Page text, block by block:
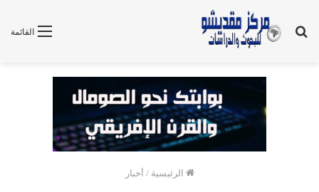
القائمة
بحث
الرئيسية / أخبار